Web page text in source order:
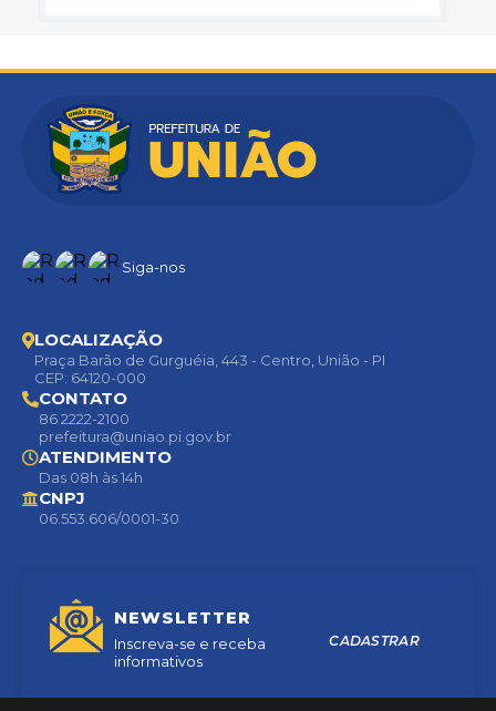
Siga-nos
NEWSLETTER
Inscreva-se e receba
informativos
CADASTRAR
LOCALIZAÇÃO
Praça Barão de Gurguéia, 443 - Centro, União - PI
CEP: 64120-000
CONTATO
86 2222-2100
prefeitura@uniao.pi.gov.br
ATENDIMENTO
Das 08h às 14h
CNPJ
06.553.606/0001-30